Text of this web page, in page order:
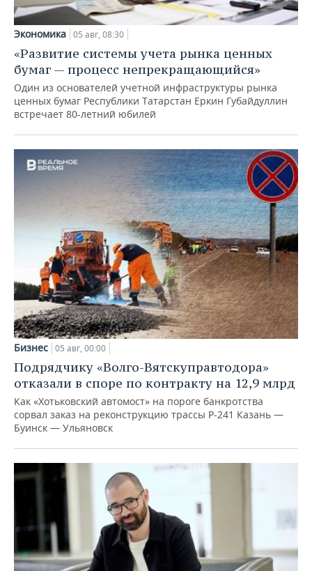
Экономика 05 авг, 08:30
«Развитие системы учета рынка ценных
бумаг — процесс непрекращающийся»
Один из основателей учетной инфраструктуры рынка
ценных бумаг Республики Татарстан Еркин Губайдуллин
встречает 80-летний юбилей
Бизнес 05 авг, 00:00
Подрядчику «Волго-Вятскуправтодора»
отказали в споре по контракту на 12,9 млрд
Как «Хотьковский автомост» на пороге банкротства
сорвал заказ на реконструкцию трассы Р‑241 Казань —
Буинск — Ульяновск